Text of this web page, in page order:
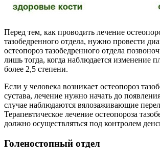
Перед тем, как проводить лечение
тазобедренного отдела, нужно провести
остеопороз тазобедренного отдела
лишь тогда, когда наблюдается изменение
более 2,5 степени.
Если у человека возникает остеопороз
сустава, лечение нужно начать до
случае наблюдаются вялозаживающие
Терапевтическое лечение остеопороза
должно осуществляться под контролем
Голеностопный отдел